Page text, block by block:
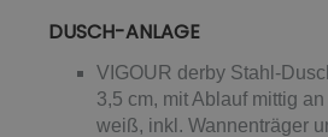
DUSCH-ANLAGE
VIGOUR derby Stahl-
3,5 cm, mit Ablauf mittig
weiß, inkl. Wannenträger